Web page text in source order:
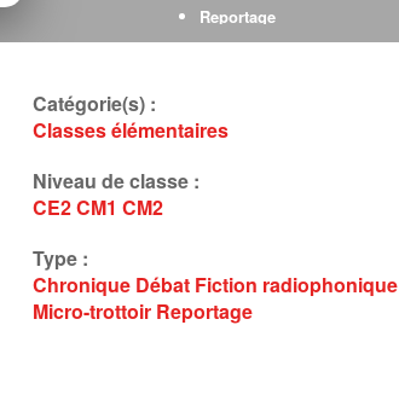
Reportage
Micro trottoir
Catégorie(s) :
Classes élémentaires
Niveau de classe :
CE2CM1 CM2
Type :
Chronique Débat Fiction radiophonique
Micro-trottoir Reportage